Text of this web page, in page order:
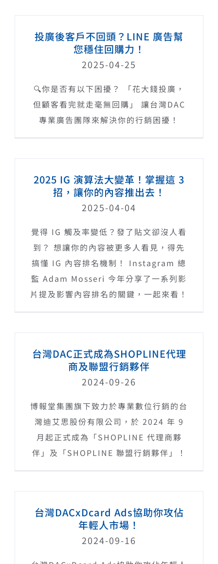
投廣後客戶不回頭？LINE 廣告幫
您穩住回購力！
2025-04-25
🔍你是否有以下困擾？ 「花大錢投廣，
但顧客看完就走毫無回購」 讓台灣DAC
專業廣告團隊來解決你的行銷困擾！
2025 IG 演算法大變革！掌握這 3
招，讓你的內容推出去！
2025-04-04
覺得 IG 觸及率變低？發了貼文卻沒人看
到？ 想讓你的內容被更多人看見，得先
搞懂 IG 內容排名機制！ Instagram 總
監 Adam Mosseri 今年分享了一系列影
片提及影響內容排名的關鍵，一起來看！
台灣DAC正式成為SHOPLINE代理
商及聯盟行銷夥伴
2024-09-26
博報堂集團旗下致力於專業數位行銷的台
灣迪艾思股份有限公司，於 2024 年 9
月起正式成為「SHOPLINE 代理商夥
伴」及「SHOPLINE 聯盟行銷夥伴」！
台灣DACxDcard Ads協助你攻佔
年輕人市場！
2024-09-16